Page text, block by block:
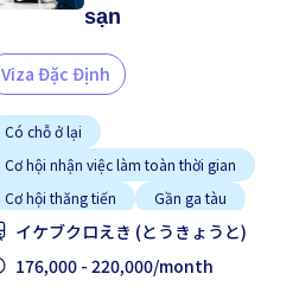
sạn
Viza Đặc Định
Có chỗ ở lại
Cơ hội nhận việc làm toàn thời gian
Cơ hội thăng tiến
Gần ga tàu
Giao dịch đã thanh toán
Không cần kinh nghiệm
イケブクロえき (とうきょうと)
176,000 - 220,000/month